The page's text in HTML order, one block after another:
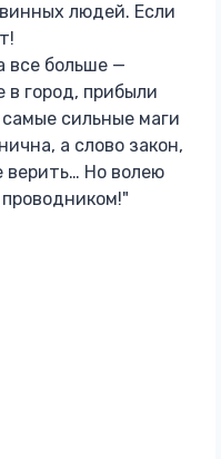
людей. Если
все больше —
в город, прибыли
сильные маги
а слово закон,
верить… Но волею